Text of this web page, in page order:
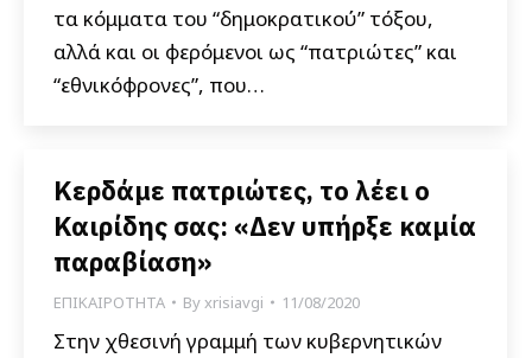
τα κόμματα του “δημοκρατικού” τόξου,
αλλά και οι φερόμενοι ως “πατριώτες” και
“εθνικόφρονες”, που…
Κερδάμε πατριώτες, το λέει ο
Καιρίδης σας: «Δεν υπήρξε καμία
παραβίαση»
ΕΠΙΚΑΙΡΟΤΗΤΑ Byxrisiavgi 11/08/2020
Στην χθεσινή γραμμή των κυβερνητικών